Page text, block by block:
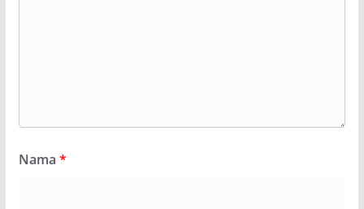
Nama *